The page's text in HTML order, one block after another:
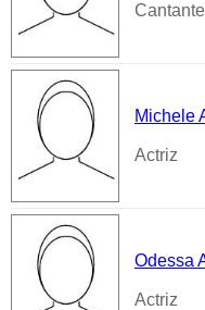
Cantante
Michele
Actriz
Odessa
Actriz